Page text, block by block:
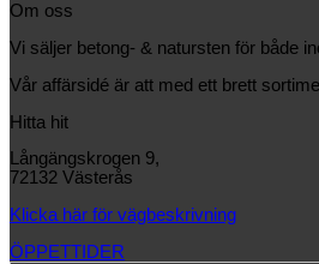
Om oss
Vi säljer betong- & natursten för både
Vår affärsidé är att med ett brett
Hitta hit
Långängskrogen 9,
72132 Västerås
Klicka här för vägbeskrivning
ÖPPETTIDER